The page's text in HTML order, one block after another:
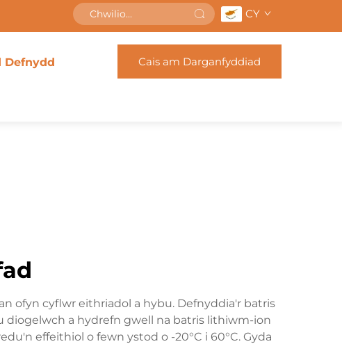
CY
Defnydd Cais am Darganfyddiad
ofyn cyflwr eithriadol a hybu. Defnyddia'r batris
diogelwch a hydrefn gwell na batris lithiwm-ion
effeithiol o fewn ystod o -20°C i 60°C. Gyda